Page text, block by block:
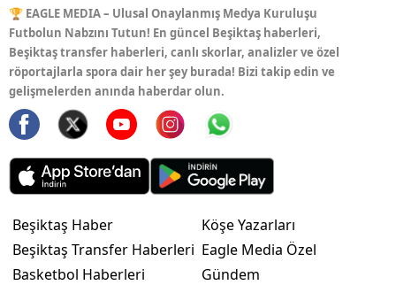
🏆 EAGLE MEDIA – Ulusal Onaylanmış Medya Kuruluşu
Futbolun Nabzını Tutun! En güncel Beşiktaş haberleri,
Beşiktaş transfer haberleri, canlı skorlar, analizler ve özel
röportajlarla spora dair her şey burada! Bizi takip edin ve
gelişmelerden anında haberdar olun.
Beşiktaş Haber
Beşiktaş Transfer Haberleri
Basketbol Haberleri
Köşe Yazarları
Eagle Media Özel
Gündem